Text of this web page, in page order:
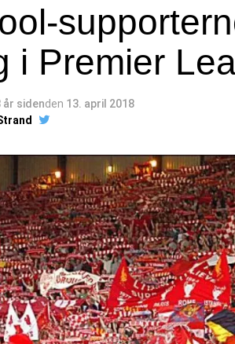
i Premier
år sidenden 13. april 2018